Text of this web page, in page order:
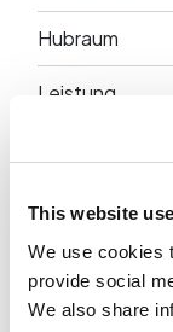
This website
We use cookies
provide social
We also share
Hubraum
Leistung
Leergewicht
Optionale